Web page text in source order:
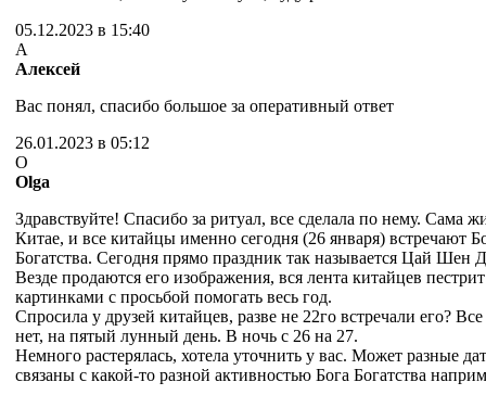
05.12.2023 в 15:40
А
Алексей
Вас понял, спасибо большое за оперативный ответ
26.01.2023 в 05:12
O
Olga
Здравствуйте! Спасибо за ритуал, все сделала по нему. Сама
Китае, и все китайцы именно сегодня (26 января) встречают
Богатства. Сегодня прямо праздник так называется Цай Шен
Везде продаются его изображения, вся лента китайцев
картинками с просьбой помогать весь год.
Спросила у друзей китайцев, разве не 22го встречали его? Все
нет, на пятый лунный день. В ночь с 26 на 27.
Немного растерялась, хотела уточнить у вас. Может разные
связаны с какой-то разной активностью Бога Богатства